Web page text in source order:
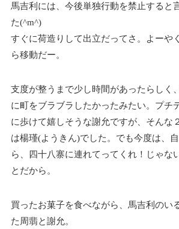
馬吉利には、今後単独行動を禁止すると
た(^m^)
すぐに荷造りして出立だってさ。よーや
ら移動だー。
支度が整うまで少し時間があったらしく
に町をブラブラしたかったみたい。プチ
に歩けて嬉しそうな謝允ですが、そんな
は楊瑾(ようきん)でした。でも今度は、
ら、四十八寨に連れてってくれ！じゃな
とだから。
買ったお菓子を食べながら、馬吉利のい
た周翡と謝允。